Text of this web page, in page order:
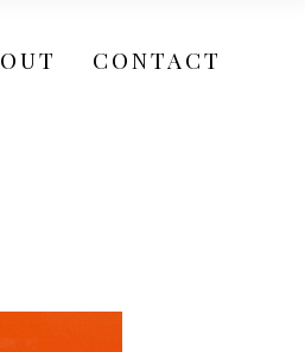
CONTACT